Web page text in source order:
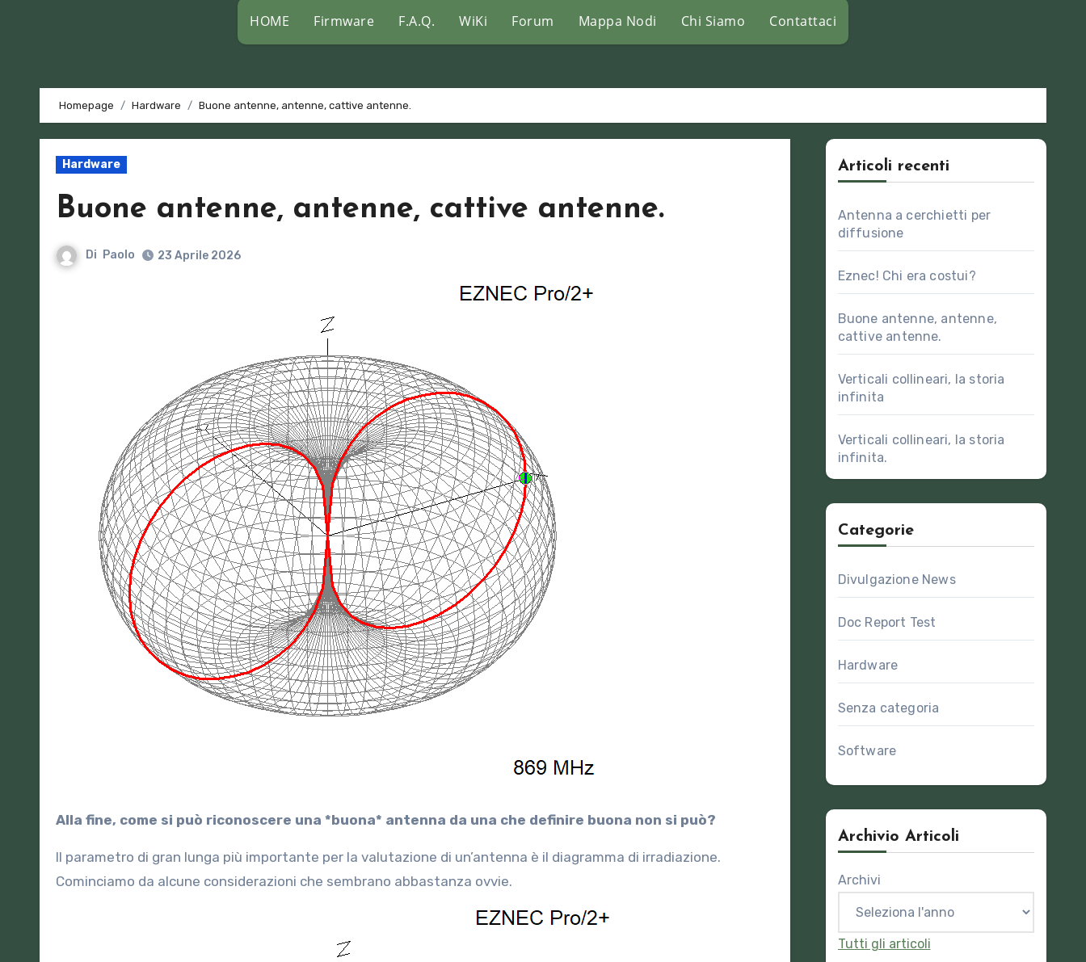
HOME Firmware F.A.Q. WiKi Forum Mappa Nodi Chi Siamo Contattaci
Homepage Hardware Buone antenne, antenne, cattive antenne.
Hardware
Buone antenne, antenne, cattive antenne.
Di Paolo 23 Aprile 2026
Alla fine, come si può riconoscere una *buona* antenna da una che definire buona non si può?
Il parametro di gran lunga più importante per la valutazione di un’antenna è il diagramma di irradiazione.
Cominciamo da alcune considerazioni che sembrano abbastanza ovvie.
Articoli recenti
Antenna a cerchietti per
diffusione
Eznec! Chi era costui?
Buone antenne, antenne,
cattive antenne.
Verticali collineari, la storia
infinita
Verticali collineari, la storia
infinita.
Categorie
Divulgazione News
Doc Report Test
Hardware
Senza categoria
Software
Archivio Articoli
Archivi
Tutti gli articoli